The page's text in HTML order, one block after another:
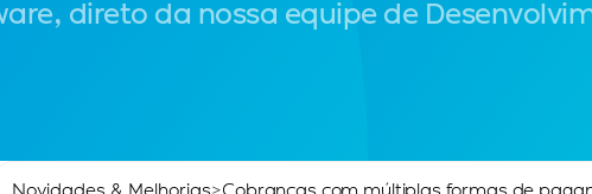
direto da nossa equipe de